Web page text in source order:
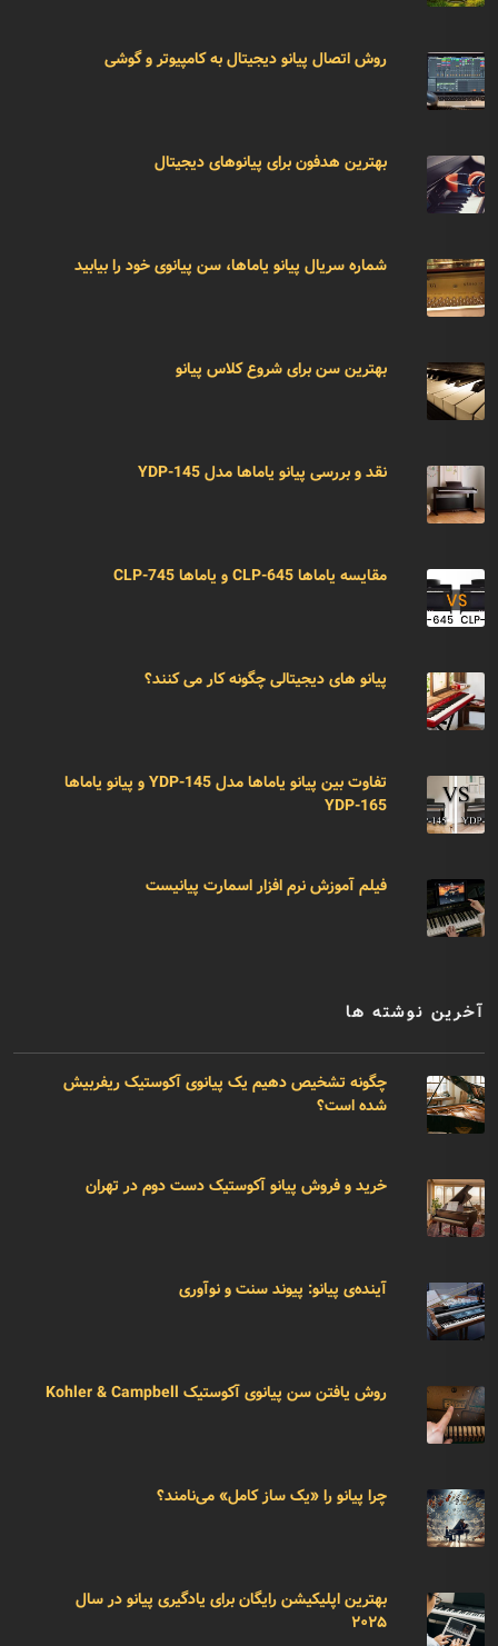
روش اتصال پیانو دیجیتال به کامپیوتر و گوشی
بهترین هدفون برای پیانوهای دیجیتال
شماره سریال پیانو یاماها، سن پیانوی خود را بیابید
بهترین سن برای شروع کلاس پیانو
نقد و بررسی پیانو یاماها مدل YDP-145
مقایسه یاماها CLP-645 و یاماها CLP-745
پیانو های دیجیتالی چگونه کار می کنند؟
تفاوت بین پیانو یاماها مدل YDP-145 و پیانو یاماها
YDP-165
فیلم آموزش نرم افزار اسمارت پیانیست
آخرین نوشته ها
چگونه تشخیص دهیم یک پیانوی آکوستیک ریفربیش
شده است؟
خرید و فروش پیانو آکوستیک دست دوم در تهران
آینده‌ی پیانو: پیوند سنت و نوآوری
روش یافتن سن پیانوی آکوستیک Kohler & Campbell
چرا پیانو را «یک ساز کامل» می‌نامند؟
بهترین اپلیکیشن رایگان برای یادگیری پیانو در سال
۲۰۲۵